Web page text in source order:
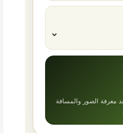
معرفة الصور والمسافة